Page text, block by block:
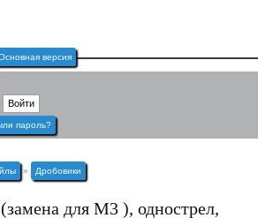
версия
пароль?
» Дробовики
для M3 ), однострел,